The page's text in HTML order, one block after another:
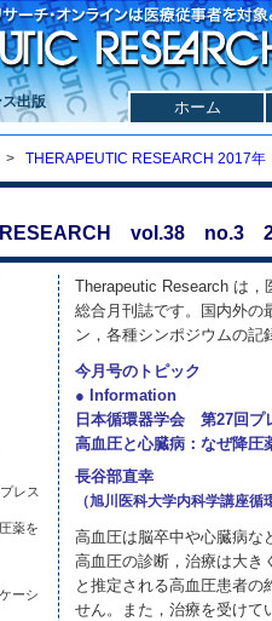
出版 ホーム
> THERAPEUTIC RESEARCH 2017年
RESEARCH vol.38 no.3
レス
薬を
ーシ
Therapeutic Research は
総合月刊誌です。国内外の
ン，各種シンポジウムの記
今月号のトピック
● Information
日本循環器学会 第27回プ
高血圧と心臓病：なぜ降圧
長谷部直幸
（旭川医科大学内科学講座
高血圧は脳卒中や心臓病な
高血圧の診断，治療は大き
と推定される高血圧患者の
せん。また，治療を受けて